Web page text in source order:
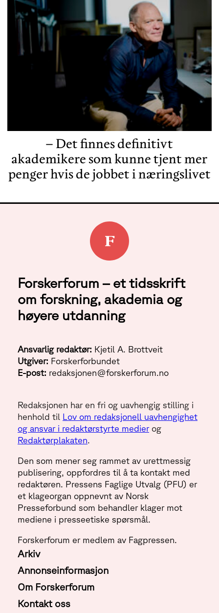
– Det finnes definitivt
akademikere som kunne tjent mer
penger hvis de jobbet i næringslivet
Forskerforum – et tidsskrift
om forskning, akademia og
høyere utdanning
Ansvarlig redaktør: Kjetil A. Brottveit
Utgiver: Forskerforbundet
E-post: redaksjonen@forskerforum.no
Redaksjonen har en fri og uavhengig stilling i
henhold til Lov om redaksjonell uavhengighet
og ansvar i redaktørstyrte medierog
Redaktørplakaten.
Den som mener seg rammet av urettmessig
publisering, oppfordres til å ta kontakt med
redaktøren. Pressens Faglige Utvalg (PFU) er
et klageorgan oppnevnt av Norsk
Presseforbund som behandler klager mot
mediene i presseetiske spørsmål.
Forskerforum er medlem av Fagpressen.
Arkiv
Annonseinformasjon
Om Forskerforum
Kontakt oss